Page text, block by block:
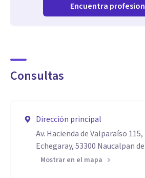
Encuentra
Consultas
Dirección principal
Av. Hacienda de Valparaíso
Echegaray, 53300 Naucalpan
Mostrar en el mapa